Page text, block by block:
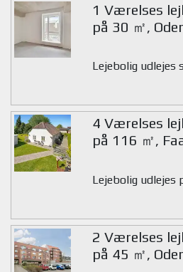
1 Værelses
på 30 ㎡,
Lejebolig udlejes
4 Værelses
på 116 ㎡,
Lejebolig udlejes
2 Værelses
på 45 ㎡,